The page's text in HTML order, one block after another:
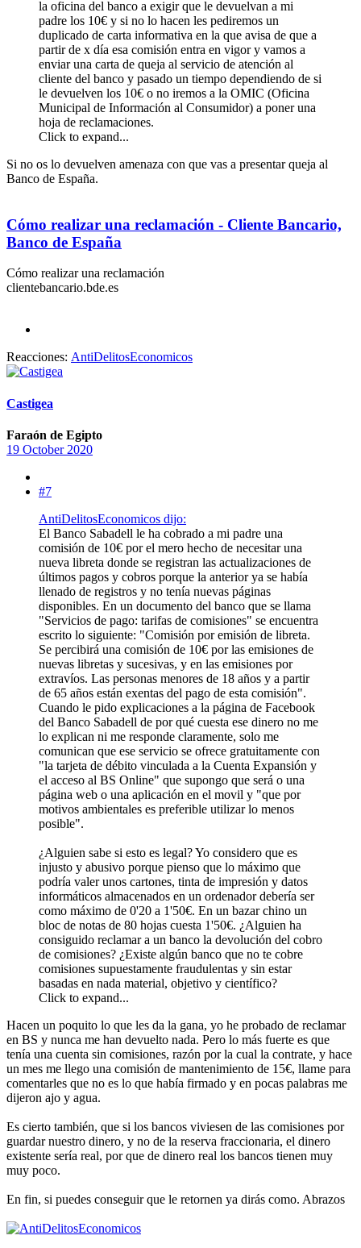
la oficina del banco a exigir que le devuelvan a mi
padre los 10€ y si no lo hacen les pediremos un
duplicado de carta informativa en la que avisa de que a
partir de x día esa comisión entra en vigor y vamos a
enviar una carta de queja al servicio de atención al
cliente del banco y pasado un tiempo dependiendo de si
le devuelven los 10€ o no iremos a la OMIC (Oficina
Municipal de Información al Consumidor) a poner una
hoja de reclamaciones.
Click to expand...
Si no os lo devuelven amenaza con que vas a presentar queja al
Banco de España.
Cómo realizar una reclamación - Cliente Bancario,
Banco de España
Cómo realizar una reclamación
clientebancario.bde.es
Reacciones: AntiDelitosEconomicos
Castigea
Faraón de Egipto
19 October 2020
#7
AntiDelitosEconomicos dijo:
El Banco Sabadell le ha cobrado a mi padre una
comisión de 10€ por el mero hecho de necesitar una
nueva libreta donde se registran las actualizaciones de
últimos pagos y cobros porque la anterior ya se había
llenado de registros y no tenía nuevas páginas
disponibles. En un documento del banco que se llama
"Servicios de pago: tarifas de comisiones" se encuentra
escrito lo siguiente: "Comisión por emisión de libreta.
Se percibirá una comisión de 10€ por las emisiones de
nuevas libretas y sucesivas, y en las emisiones por
extravíos. Las personas menores de 18 años y a partir
de 65 años están exentas del pago de esta comisión".
Cuando le pido explicaciones a la página de Facebook
del Banco Sabadell de por qué cuesta ese dinero no me
lo explican ni me responde claramente, solo me
comunican que ese servicio se ofrece gratuitamente con
"la tarjeta de débito vinculada a la Cuenta Expansión y
el acceso al BS Online" que supongo que será o una
página web o una aplicación en el movil y "que por
motivos ambientales es preferible utilizar lo menos
posible".
¿Alguien sabe si esto es legal? Yo considero que es
injusto y abusivo porque pienso que lo máximo que
podría valer unos cartones, tinta de impresión y datos
informáticos almacenados en un ordenador debería ser
como máximo de 0'20 a 1'50€. En un bazar chino un
bloc de notas de 80 hojas cuesta 1'50€. ¿Alguien ha
consiguido reclamar a un banco la devolución del cobro
de comisiones? ¿Existe algún banco que no te cobre
comisiones supuestamente fraudulentas y sin estar
basadas en nada material, objetivo y científico?
Click to expand...
Hacen un poquito lo que les da la gana, yo he probado de reclamar
en BS y nunca me han devuelto nada. Pero lo más fuerte es que
tenía una cuenta sin comisiones, razón por la cual la contrate, y hace
un mes me llego una comisión de mantenimiento de 15€, llame para
comentarles que no es lo que había firmado y en pocas palabras me
dijeron ajo y agua.
Es cierto también, que si los bancos viviesen de las comisiones por
guardar nuestro dinero, y no de la reserva fraccionaria, el dinero
existente sería real, por que de dinero real los bancos tienen muy
muy poco.
En fin, si puedes conseguir que le retornen ya dirás como. Abrazos